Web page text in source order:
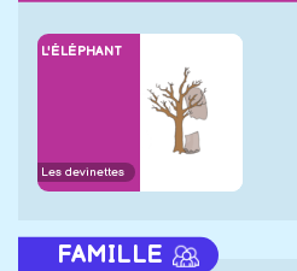
L'ÉLÉPHANT
Les devinettes
FAMILLE